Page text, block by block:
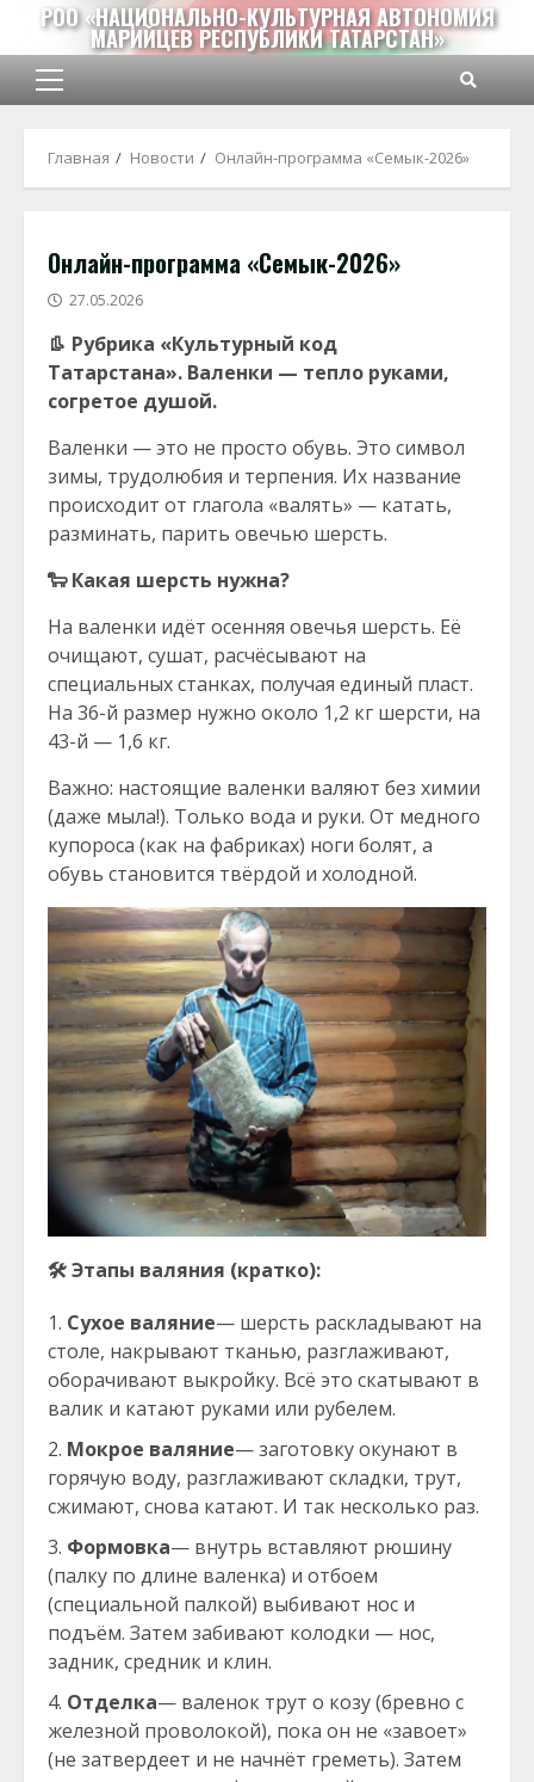
Перейти
содержимому
РОО «НАЦИОНАЛЬНО-КУЛЬТУРНАЯ АВТОНОМИЯ
МАРИЙЦЕВ РЕСПУБЛИКИ ТАТАРСТАН»
Основное
Главная Новости Онлайн-программа «Семык-2026»
Онлайн-программа «Семык-2026»
27.05.2026
👢 Рубрика «Культурный код
Татарстана». Валенки — тепло руками,
согретое душой.
Валенки — это не просто обувь. Это символ
зимы, трудолюбия и терпения. Их название
происходит от глагола «валять» — катать,
разминать, парить овечью шерсть.
🐑Какая шерсть нужна?
На валенки идёт осенняя овечья шерсть. Её
очищают, сушат, расчёсывают на
специальных станках, получая единый пласт.
На 36-й размер нужно около 1,2 кг шерсти, на
43-й — 1,6 кг.
Важно: настоящие валенки валяют без химии
(даже мыла!). Только вода и руки. От медного
купороса (как на фабриках) ноги болят, а
обувь становится твёрдой и холодной.
🛠Этапы валяния (кратко):
Сухое валяние— шерсть раскладывают на
столе, накрывают тканью, разглаживают,
оборачивают выкройку. Всё это скатывают в
валик и катают руками или рубелем.
Мокрое валяние— заготовку окунают в
горячую воду, разглаживают складки, трут,
сжимают, снова катают. И так несколько раз.
Формовка— внутрь вставляют рюшину
(палку по длине валенка) и отбоем
(специальной палкой) выбивают нос и
подъём. Затем забивают колодки — нос,
задник, средник и клин.
Отделка— валенок трут о козу (бревно с
железной проволокой), пока он не «завоет»
(не затвердеет и не начнёт греметь). Затем